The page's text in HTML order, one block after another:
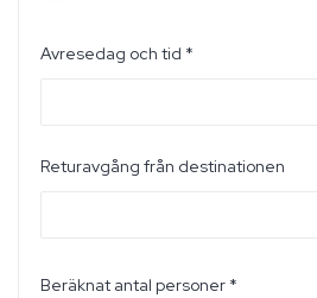
Avresedag och tid *
Returavgång från destinationen
Beräknat antal personer *